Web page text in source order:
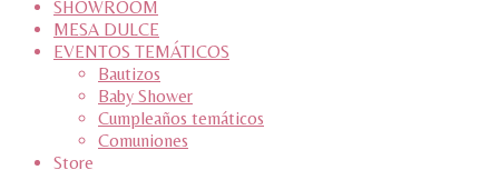
SHOWROOM
MESA DULCE
EVENTOS TEMÁTICOS
Bautizos
Baby Shower
Cumpleaños temáticos
Comuniones
Store